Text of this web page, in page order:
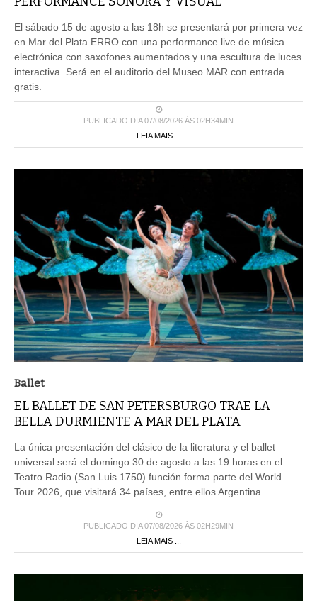
El sábado 15 de agosto a las 18h se presentará por primera vez
en Mar del Plata ERRO con una performance live de música
electrónica con saxofones aumentados y una escultura de luces
interactiva. Será en el auditorio del Museo MAR con entrada
gratis.
PUBLICADO DIA 07/08/2026 ÀS 02H34MIN
LEIA MAIS ...
Ballet
EL BALLET DE SAN PETERSBURGO TRAE LA
BELLA DURMIENTE A MAR DEL PLATA
La única presentación del clásico de la literatura y el ballet
universal será el domingo 30 de agosto a las 19 horas en el
Teatro Radio (San Luis 1750) función forma parte del World
Tour 2026, que visitará 34 países, entre ellos Argentina.
PUBLICADO DIA 07/08/2026 ÀS 02H29MIN
LEIA MAIS ...